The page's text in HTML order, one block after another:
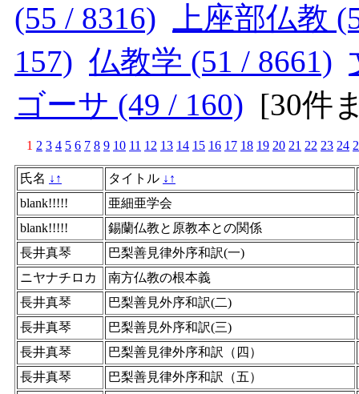
(55 / 8316)
上座部仏教
157) 仏教学 (51 / 8661)
ゴーサ (49 / 160) [30件
1 2 3 4 5 6 7 8 9 10 11 12 13 14 15 16 17 18 19 20 21 22 23 24
氏名 ↓ ↑ タイトル ↓ ↑
blank!!!!!
亜細亜学会
blank!!!!!
錫蘭仏教と原教本との関係
長井真琴
巴梨善見律外序和訳(一)
ニヤナチロカ
南方仏教の根本義
長井真琴
巴梨善見外序和訳(二)
長井真琴
巴梨善見外序和訳(三)
長井真琴
巴梨善見律外序和訳（四）
長井真琴
巴梨善見律外序和訳（五）